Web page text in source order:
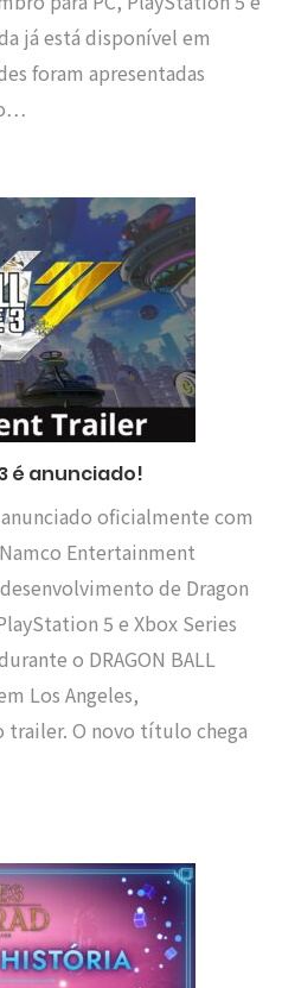
já está disponível em
foram apresentadas
é anunciado!
oficialmente com
Entertainment
de Dragon
5 e Xbox Series
o DRAGON BALL
Los Angeles,
O novo título chega